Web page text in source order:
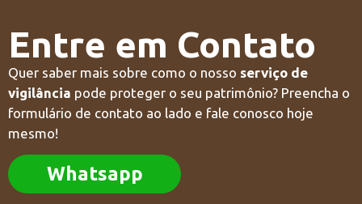
Entre em Contato
Quer saber mais sobre como o nosso serviço de
vigilância pode proteger o seu patrimônio? Preencha o
formulário de contato ao lado e fale conosco hoje
mesmo!
Whatsapp